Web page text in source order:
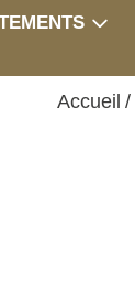
Accueil /